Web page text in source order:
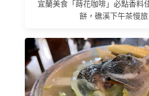
宜蘭美食「蒔花咖啡」必點香料
餅，礁溪下午茶慢旅